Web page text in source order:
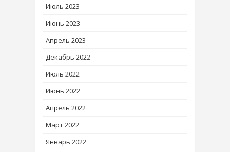
Июль 2023
Июнь 2023
Апрель 2023
Декабрь 2022
Июль 2022
Июнь 2022
Апрель 2022
Март 2022
Январь 2022